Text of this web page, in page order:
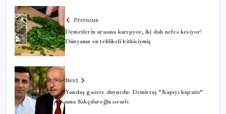
Previous
Demetlerin arasına karışıyor, iki dalı nefes kesiyor!
Dünyanın en tehlikeli bitkisiymiş
Next
Yandaş gazete duyurdu: Demirtaş “Kapıyı kapattı”
ama Kılıçdaroğlu ısrarlı